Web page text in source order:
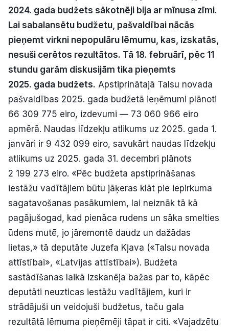
Pasākumi
Reklāma
Politiskā reklāma
Par mums
Kontakti
Ziņo redakcijai
Facebook Instagram YouTube
E-avīze Abonē
2024. gada budžets sākotnēji bija ar mīnusa zīmi.
Lai sabalansētu budžetu, pašvaldībai nācās
pieņemt virkni nepopulāru lēmumu, kas, izskatās,
nesuši cerētos rezultātos. Tā 18. februārī, pēc 11
stundu garām diskusijām tika pieņemts
2025. gada budžets. Apstiprinātajā Talsu novada
pašvaldības 2025. gada budžetā ieņēmumi plānoti
66 309 775 eiro, izdevumi — 73 060 966 eiro
apmērā. Naudas līdzekļu atlikums uz 2025. gada 1.
janvāri ir 9 432 099 eiro, savukārt naudas līdzekļu
atlikums uz 2025. gada 31. decembri plānots
2 199 273 eiro. «Pēc budžeta apstiprināšanas
iestāžu vadītājiem būtu jāķeras klāt pie iepirkuma
sagatavošanas pasākumiem, lai neiznāk tā kā
pagājušogad, kad pienāca rudens un sāka smelties
ūdens mutē, jo jāremontē daudz un dažādas
lietas,» tā deputāte Juzefa Kļava («Talsu novada
attīstībai», «Latvijas attīstībai»). Budžeta
sastādīšanas laikā izskanēja bažas par to, kāpēc
deputāti neuzticas iestāžu vadītājiem, kuri ir
strādājuši un veidojuši budžetus, taču gala
rezultātā lēmuma pieņēmēji tāpat ir citi. «Vajadzētu